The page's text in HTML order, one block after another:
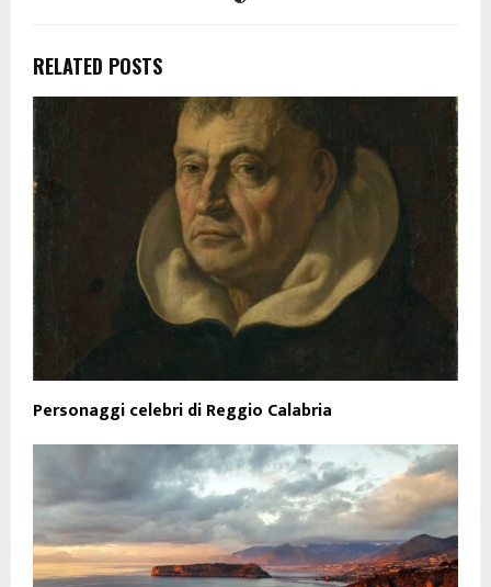
RELATED POSTS
Personaggi celebri di Reggio Calabria